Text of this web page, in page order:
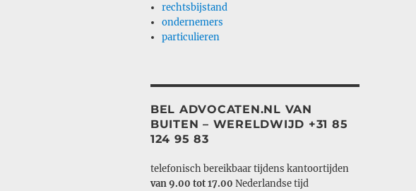
rechtsbijstand
ondernemers
particulieren
BEL ADVOCATEN.NL VAN
BUITEN – WERELDWIJD +31 85
124 95 83
telefonisch bereikbaar tijdens kantoortijden
van 9.00 tot 17.00 Nederlandse tijd